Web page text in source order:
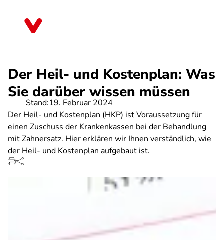
Der Heil- und Kostenplan: Was
Sie darüber wissen müssen
Stand:19. Februar 2024
Der Heil- und Kostenplan (HKP) ist Voraussetzung für
einen Zuschuss der Krankenkassen bei der Behandlung
mit Zahnersatz. Hier erklären wir Ihnen verständlich, wie
der Heil- und Kostenplan aufgebaut ist.